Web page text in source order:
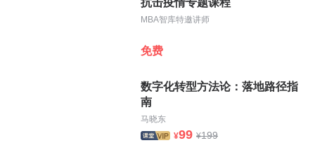
抗击疫情专题课程
MBA智库特邀讲师
免费
数字化转型方法论：落地路径指
南
马晓东
¥99 ¥199